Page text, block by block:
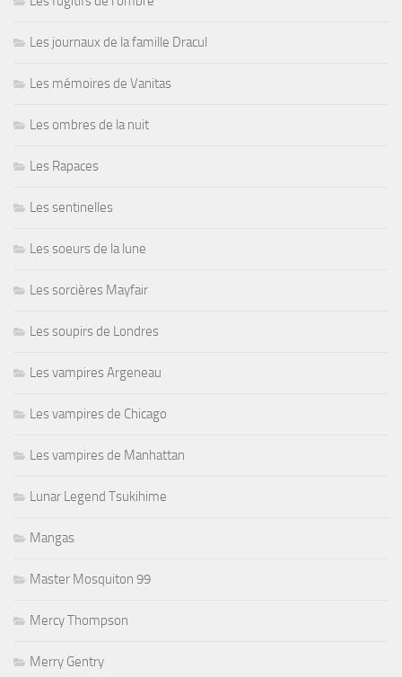
Les journaux de la famille Dracul
Les mémoires de Vanitas
Les ombres de la nuit
Les Rapaces
Les sentinelles
Les soeurs de la lune
Les sorcières Mayfair
Les soupirs de Londres
Les vampires Argeneau
Les vampires de Chicago
Les vampires de Manhattan
Lunar Legend Tsukihime
Mangas
Master Mosquiton 99
Mercy Thompson
Merry Gentry